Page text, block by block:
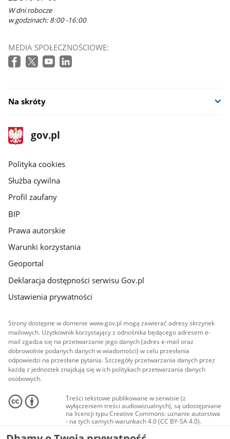
W dni robocze
w godzinach: 8:00 -16:00
MEDIA SPOŁECZNOŚCIOWE:
Na skróty
stopka
gov.pl
Strona
gov.pl
gov.pl
Polityka cookies
Służba cywilna
Profil zaufany
BIP
Prawa autorskie
Warunki korzystania
Geoportal
Deklaracja dostępności serwisu Gov.pl
Ustawienia prywatności
Strony dostępne w domenie www.gov.pl mogą zawierać adresy skrzynek
mailowych. Użytkownik korzystający z odnośnika będącego adresem e-
mail zgadza się na przetwarzanie jego danych (adres e-mail oraz
dobrowolnie podanych danych w wiadomości) w celu przesłania
odpowiedzi na przesłane pytania. Szczegóły przetwarzania danych przez
każdą z jednostek znajdują się w ich politykach przetwarzania danych
osobowych.
Treści tekstowe publikowane w serwisie (z
wyłączeniem treści audiowizualnych), są udostępniane
na licencji typu Creative Commons: uznanie autorstwa
- na tych samych warunkach 4.0 (CC BY-SA 4.0).
Materiały audiowizualne, w tym zdjęcia, materiały
audio i wideo, są udostępniane na licencji typu